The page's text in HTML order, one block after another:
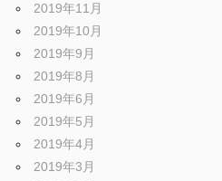
2019年11月
2019年10月
2019年9月
2019年8月
2019年6月
2019年5月
2019年4月
2019年3月